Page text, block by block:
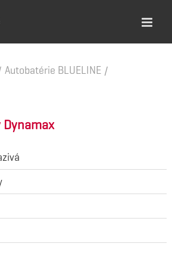
Autobatérie BLUELINE /